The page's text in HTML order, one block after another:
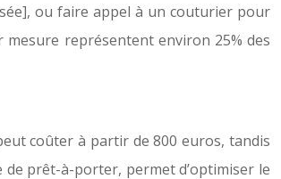
ou faire appel à un couturier pour
représentent environ 25% des
coûter à partir de 800 euros, tandis
prêt-à-porter, permet d’optimiser le